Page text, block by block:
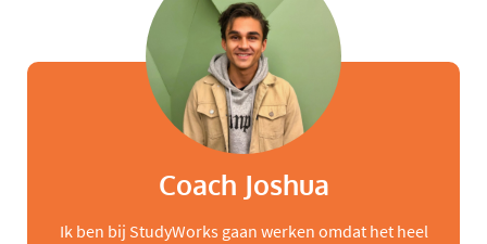
Coach Joshua
Ik ben bij StudyWorks gaan werken omdat het heel